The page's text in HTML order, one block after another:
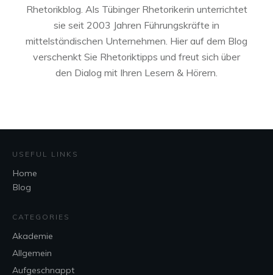
Rhetorikblog. Als Tübinger Rhetorikerin unterrichtet
sie seit 2003 Jahren Führungskräfte in
mittelständischen Unternehmen. Hier auf dem Blog
verschenkt Sie Rhetoriktipps und freut sich über
den Dialog mit Ihren Lesern & Hörern.
USEFUL LINKS
Home
Blog
CATEGORIES
Akademie
Allgemein
Aufgeschnappt